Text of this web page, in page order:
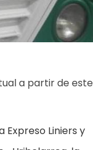
a partir de este
Liniers y